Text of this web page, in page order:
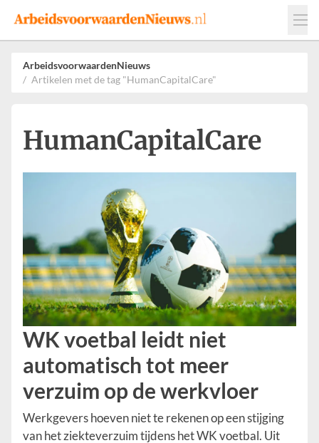
Events
Adverteren
Leveranciers
Werkgevers
ArbeidsvoorwaardenNieuws
Artikelen met de tag "HumanCapitalCare"
HumanCapitalCare
WK voetbal leidt niet
automatisch tot meer
verzuim op de werkvloer
Werkgevers hoeven niet te rekenen op een stijging
van het ziekteverzuim tijdens het WK voetbal. Uit